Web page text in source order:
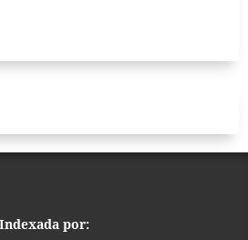
Indexada por: